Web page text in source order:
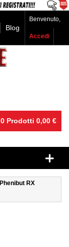
Blog
Benvenuto,
Accedi
0 Prodotti 0,00 €
Phenibut RX